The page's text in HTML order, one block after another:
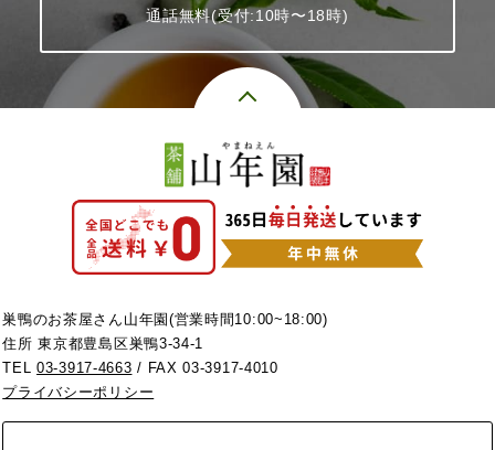
通話無料(受付:10時〜18時)
巣鴨のお茶屋さん山年園(営業時間10:00~18:00)
住所 東京都豊島区巣鴨3-34-1
TEL03-3917-4663 / FAX 03-3917-4010
プライバシーポリシー